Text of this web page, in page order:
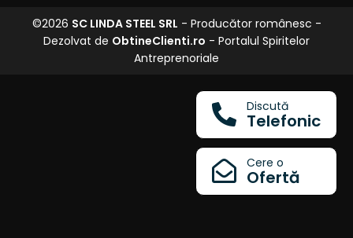
©2026 SC LINDA STEEL SRL - Producător românesc -
Dezolvat de ObtineClienti.ro - Portalul Spiritelor
Antreprenoriale
Discută
Telefonic
Cere o
Ofertă